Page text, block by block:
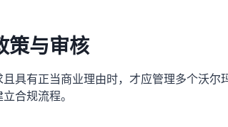
策与审核
具有正当商业理由时，才应管理多个沃
合规流程。